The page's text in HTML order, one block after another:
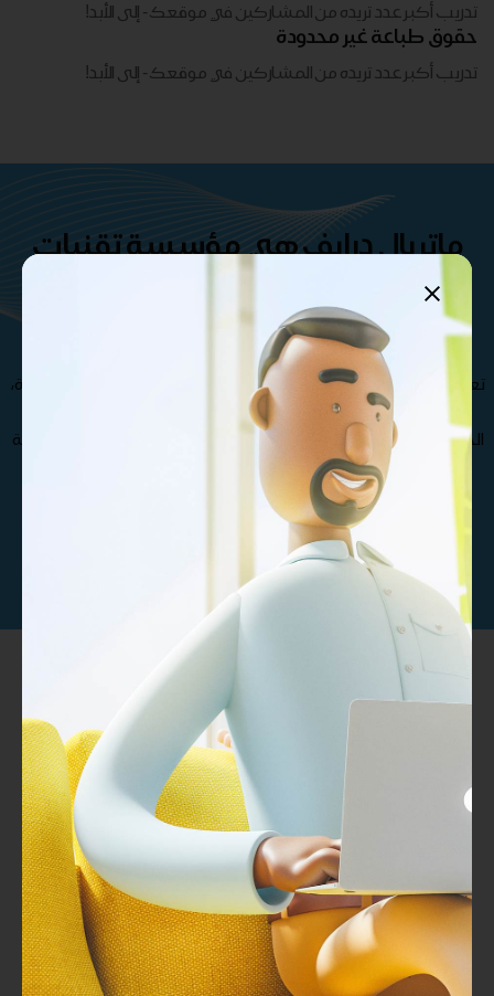
تدريب أكبر عدد تريده من المشاركين في موقعك - ​​إلى الأبد!
حقوق طباعة غير محدودة
تدريب أكبر عدد تريده من المشاركين في موقعك - ​​إلى الأبد!
ماتريال درايف هي مؤسسة تقنيات
والمنصات والتطوير المخصص .
تعرف على فريقنا الإستثنائي من المتخصصين و الدكاترة الأكثر خبرة،
مما يجعل مؤسسة ماتريال درايف الأفضل في صناعة و تطوير
الحقائب التدريبية , كذلك نوفر مجموعة متنوعة من حقائب تدريبية
بجودة عالية تغطي مختلف التخصصات
خبراء تطوير وتصميم المحتوي التدريبى مصمم بخبرات عالمية